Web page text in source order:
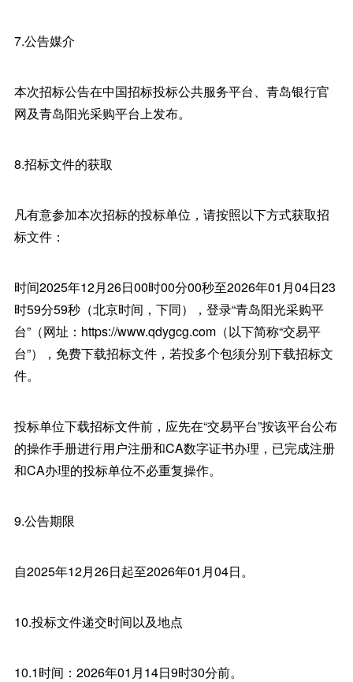
7.公告媒介
本次招标公告在中国招标投标公共服务平台、青岛银行官
网及青岛阳光采购平台上发布。
8.招标文件的获取
凡有意参加本次招标的投标单位，请按照以下方式获取招
标文件：
时间2025年12月26日00时00分00秒至2026年01月04日23
时59分59秒（北京时间，下同），登录“青岛阳光采购平
台”（网址：https://www.qdygcg.com（以下简称“交易平
台”），免费下载招标文件，若投多个包须分别下载招标文
件。
投标单位下载招标文件前，应先在“交易平台”按该平台公布
的操作手册进行用户注册和CA数字证书办理，已完成注册
和CA办理的投标单位不必重复操作。
9.公告期限
自2025年12月26日起至2026年01月04日。
10.投标文件递交时间以及地点
10.1时间：2026年01月14日9时30分前。